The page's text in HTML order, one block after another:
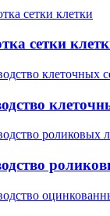
сетки